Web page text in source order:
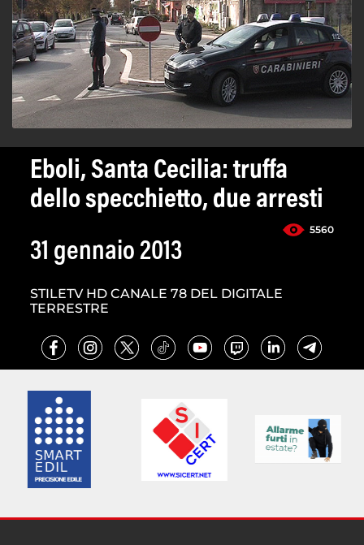
Eboli, Santa Cecilia: truffa
dello specchietto, due arresti
5560
31 gennaio 2013
STILETV HD CANALE 78 DEL DIGITALE
TERRESTRE